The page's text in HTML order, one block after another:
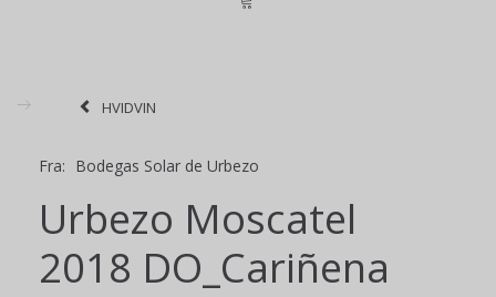
HVIDVIN
Fra: Bodegas Solar de Urbezo
Urbezo Moscatel
2018 DO_Cariñena